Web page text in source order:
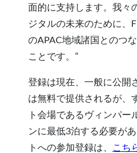
面的に支持します。我々
ジタルの未来のために、
のAPAC地域諸国とのつ
ことです。”
登録は現在、一般に公開
は無料で提供されるが、
ト会場であるヴィンパー
ンに最低3泊する必要が
トへの参加登録は、
こち